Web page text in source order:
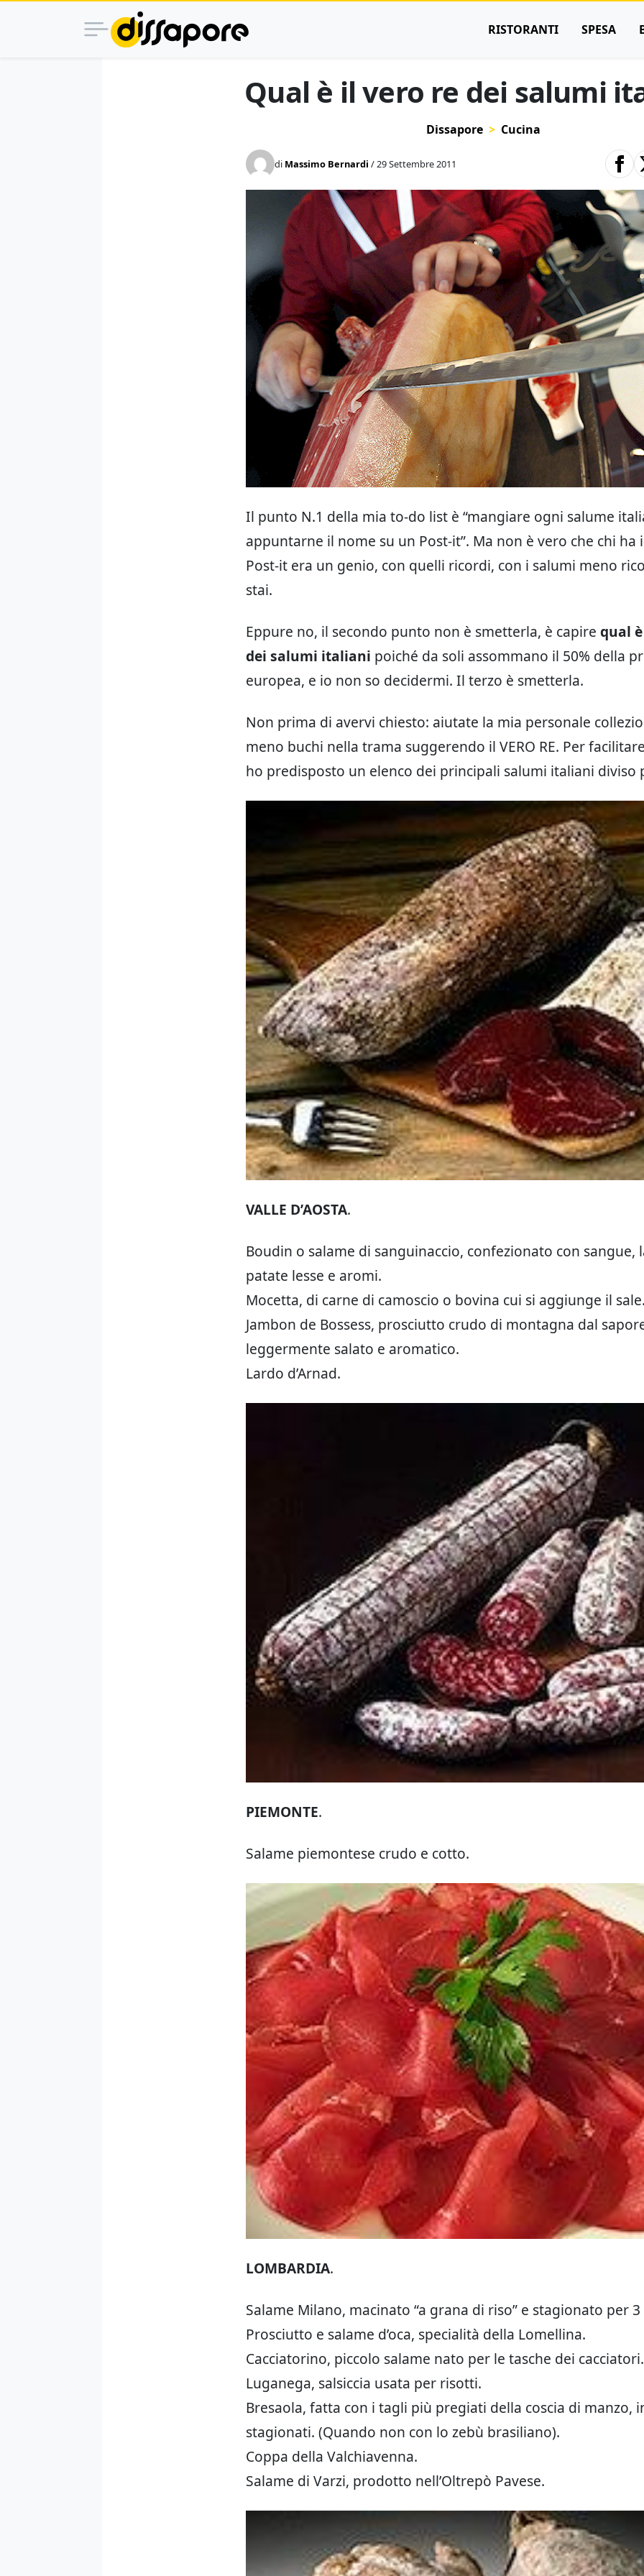
RISTORANTI SPESA
Qual è il vero re dei salumi
Dissapore Cucina
di Massimo Bernardi / 29 Settembre 2011
Il punto N.1 della mia to-do list è “mangiare ogni salume
appuntarne il nome su un Post-it”. Ma non è vero che chi ha
Post-it era un genio, con quelli ricordi, con i salumi meno
stai.
Eppure no, il secondo punto non è smetterla, è capire qual
dei salumi italiani poiché da soli assommano il 50% della
europea, e io non so decidermi. Il terzo è smetterla.
Non prima di avervi chiesto: aiutate la mia personale
meno buchi nella trama suggerendo il VERO RE. Per
ho predisposto un elenco dei principali salumi italiani diviso
VALLE D’AOSTA.
Boudin o salame di sanguinaccio, confezionato con sangue,
patate lesse e aromi.
Mocetta, di carne di camoscio o bovina cui si aggiunge il
Jambon de Bossess, prosciutto crudo di montagna dal
leggermente salato e aromatico.
Lardo d’Arnad.
PIEMONTE.
Salame piemontese crudo e cotto.
LOMBARDIA.
Salame Milano, macinato “a grana di riso” e stagionato per
Prosciutto e salame d’oca, specialità della Lomellina.
Cacciatorino, piccolo salame nato per le tasche dei cacciatori.
Luganega, salsiccia usata per risotti.
Bresaola, fatta con i tagli più pregiati della coscia di manzo,
stagionati. (Quando non con lo zebù brasiliano).
Coppa della Valchiavenna.
Salame di Varzi, prodotto nell’Oltrepò Pavese.